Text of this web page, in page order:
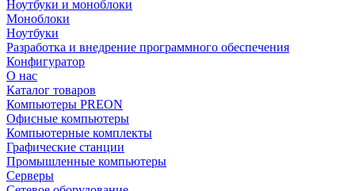
Ноутбуки и моноблоки
Моноблоки
Ноутбуки
Разработка и внедрение программного обеспечения
Конфигуратор
О нас
Каталог товаров
Компьютеры PREON
Офисные компьютеры
Компьютерные комплекты
Графические станции
Промышленные компьютеры
Серверы